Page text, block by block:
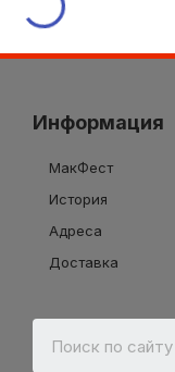
Информация
МакФест
История
Адреса
Доставка